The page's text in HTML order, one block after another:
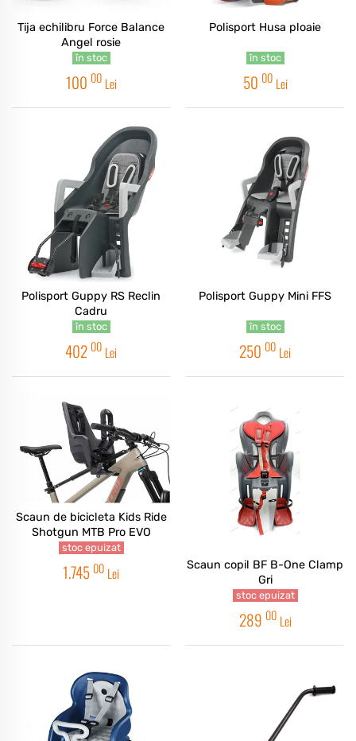
Tija echilibru Force Balance
Angel rosie
în stoc
100 00 Lei
Polisport Husa ploaie
în stoc
50 00 Lei
Polisport Guppy RS Reclin
Cadru
în stoc
402 00 Lei
Polisport Guppy Mini FFS
în stoc
250 00 Lei
Scaun de bicicleta Kids Ride
Shotgun MTB Pro EVO
stoc epuizat
1.745 00 Lei
Scaun copil BF B-One Clamp
Gri
stoc epuizat
289 00 Lei